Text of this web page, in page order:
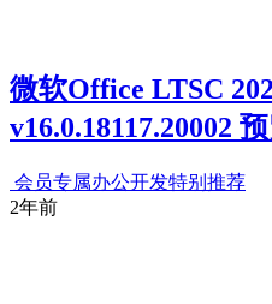
微软Office LTSC
v16.0.18117.20002
会员专属办公开发特别推荐
2年前